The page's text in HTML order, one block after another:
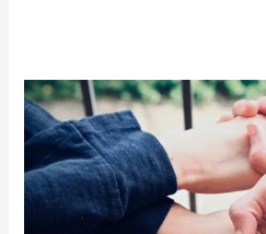
5
lakih
načina
da
se
povežete